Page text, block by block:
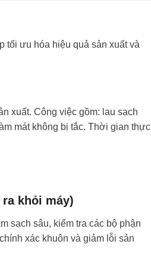
tối ưu hóa hiệu quả sản xuất và
xuất. Công việc gồm: lau sạch
mát không bị tắc. Thời gian thực
khỏi máy)
sạch sâu, kiểm tra các bộ phận
xác khuôn và giảm lỗi sản